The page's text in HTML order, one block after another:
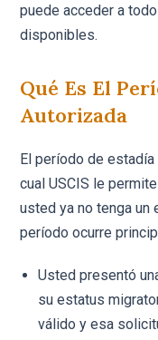
puede acceder a
disponibles.
Qué Es El
Autorizada
El período de
cual USCIS le
usted ya no tenga un
período ocurre
Usted presentó
su estatus
válido y esa